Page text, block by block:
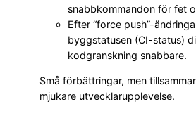
snabbkommandon för fet
Efter “force push”-
byggstatusen (CI-status)
kodgranskning snabbare.
Små förbättringar, men
mjukare utvecklarupplevelse.